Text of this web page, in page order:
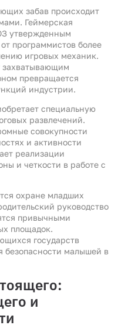
забав происходит
Геймерская
утвержденным
программистов более
игровых механик.
захватывающим
превращается
индустрии.
специальную
развлечений.
совокупности
и активности
реализации
и четкости в работе с
охране младших
руководство
привычными
площадок.
государств
безопасности малышей в
и